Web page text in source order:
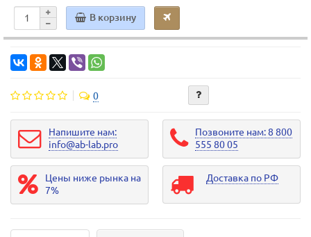
В корзину
0
Напишите нам:
info@ab-lab.pro
Позвоните нам: 8 800
555 80 05
Цены ниже рынка на
7%
Доставка по РФ